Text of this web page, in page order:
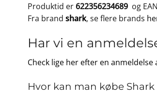
Produktid er622356234689 og
Fra brand shark, se flere brands
Har vi en
Check lige her efter en
Hvor kan man købe Shark